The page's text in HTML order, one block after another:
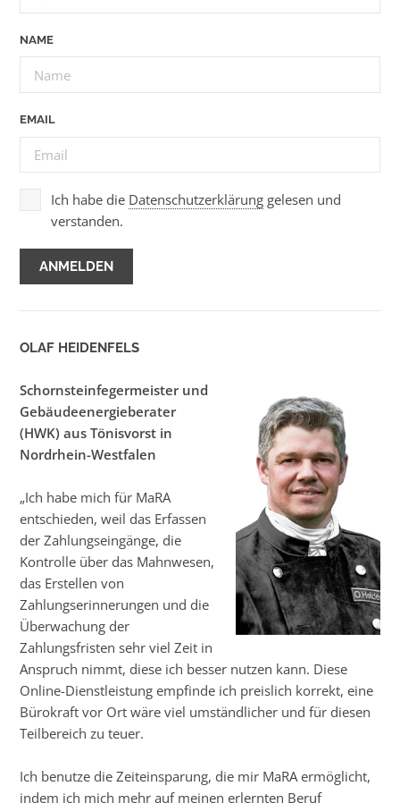
NAME
EMAIL
Ich habe die Datenschutzerklärung gelesen und
verstanden.
OLAF HEIDENFELS
Schornsteinfegermeister und
Gebäudeenergieberater
(HWK) aus Tönisvorst in
Nordrhein-Westfalen
„Ich habe mich für MaRA
entschieden, weil das Erfassen
der Zahlungseingänge, die
Kontrolle über das Mahnwesen,
das Erstellen von
Zahlungserinnerungen und die
Überwachung der
Zahlungsfristen sehr viel Zeit in
Anspruch nimmt, diese ich besser nutzen kann. Diese
Online-Dienstleistung empfinde ich preislich korrekt, eine
Bürokraft vor Ort wäre viel umständlicher und für diesen
Teilbereich zu teuer.
Ich benutze die Zeiteinsparung, die mir MaRA ermöglicht,
indem ich mich mehr auf meinen erlernten Beruf